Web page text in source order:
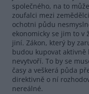
společného, na to
zoufalci mezi
ochotni půdu
ekonomicky se jim to
jiní. Zákon, který by
budou kupovat
nevytvoří. To by se
časy a veškerá půda
direktivně o ní
nereálné.